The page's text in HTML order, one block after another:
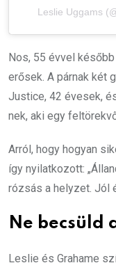
Leslie Uggams
Nos, 55 évvel
erősek. A párnak két
Justice, 42 évesek,
nek, aki egy
Arról, hogy hogyan
így nyilatkozott:
rózsás a helyzet. Jól
Ne becsüld
Leslie és Grahame